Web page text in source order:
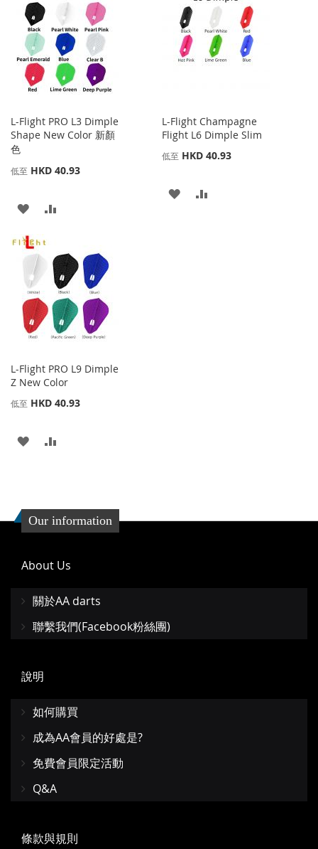
到
收
藏
夾
並
比
較
到
收
藏
並
比
較
L-Flight PRO L3 Dimple
Shape New Color 新顏
色
低至 HKD 40.93
添
加
到
收
藏
夾
並
比
較
L-Flight Champagne
Flight L6 Dimple Slim
低至 HKD 40.93
添
L-Flight PRO L9 Dimple
Z New Color
低至 HKD 40.93
添
收
夾
比
Our information
About Us
關於AA darts
聯繫我們(Facebook粉絲團)
說明
如何購買
成為AA會員的好處是?
免費會員限定活動
Q&A
條款與規則